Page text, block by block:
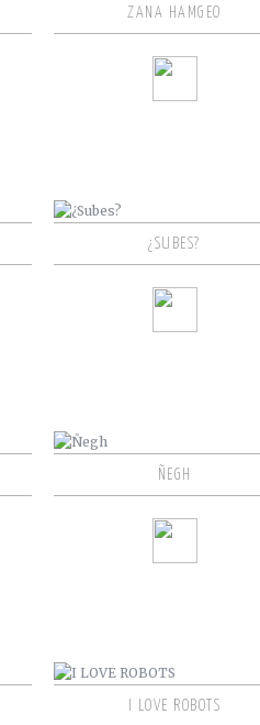
ZANA HAMGEO
¿SUBES?
ÑEGH
I LOVE ROBOTS